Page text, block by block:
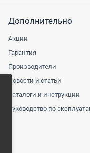
Дополнительно
Акции
Гарантия
Производители
Новости и статьи
Каталоги и инструкции
Руководство по